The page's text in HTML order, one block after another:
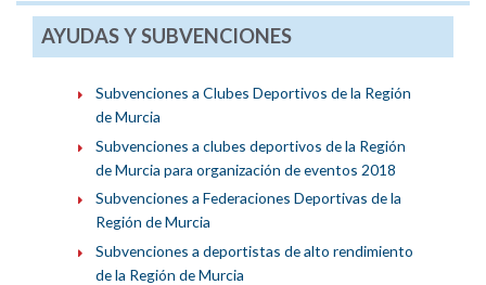
AYUDAS Y SUBVENCIONES
Subvenciones a Clubes Deportivos de la Región
de Murcia
Subvenciones a clubes deportivos de la Región
de Murcia para organización de eventos 2018
Subvenciones a Federaciones Deportivas de la
Región de Murcia
Subvenciones a deportistas de alto rendimiento
de la Región de Murcia